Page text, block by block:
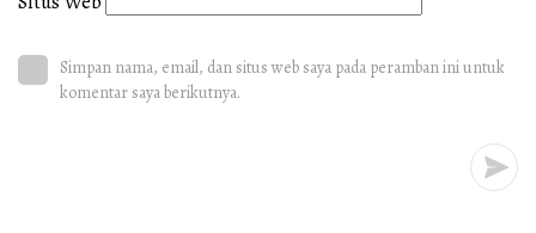
Simpan nama, email, dan situs web saya pada peramban ini untuk
komentar saya berikutnya.